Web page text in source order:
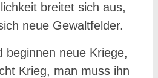
breitet sich aus,
neue Gewaltfelder.
beginnen neue Kriege,
Krieg, man muss ihn